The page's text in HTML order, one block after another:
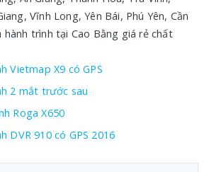
Vĩnh Long, Yên Bái, Phú Yên, Cần
hành trình tại Cao Bằng giá rẻ chất
Vietmap X9 có GPS
2 mắt trước sau
Roga X650
DVR 910 có GPS 2016